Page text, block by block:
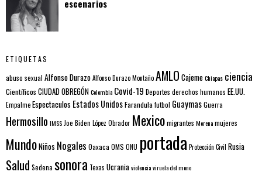
escenarios
ETIQUETAS
abuso sexual Alfonso DurazoAlfonso Durazo MontañoAMLO CajemeChiapas ciencia
Científicos CIUDAD OBREGÓNColombia Covid-19 Deportes derechos humanos EE.UU.
EmpalmeEspectaculos Estados UnidosFarandula futbol GuaymasGuerra
Hermosillo IMSS Joe Biden López Obrador Mexicomigrantes Morenamujeres
MundoNiños Nogales Oaxaca OMS ONU portada Protección Civil Rusia
Salud Sedena sonora Texas Ucraniaviolenciaviruela del mono